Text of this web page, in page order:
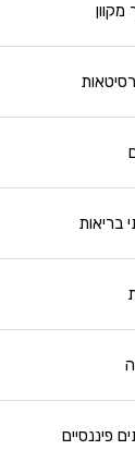
בריאות
פיננסיים